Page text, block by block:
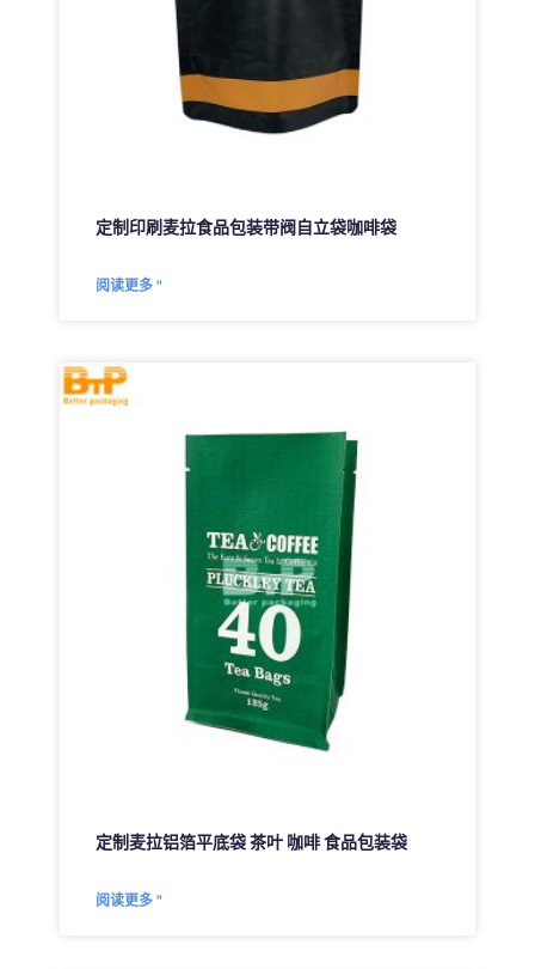
定制印刷麦拉食品包装带阀自立袋咖啡袋
阅读更多 "
定制麦拉铝箔平底袋 茶叶 咖啡 食品包装袋
阅读更多 "